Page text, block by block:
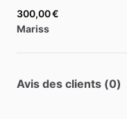
300,00 €
Mariss
Avis des clients (0)